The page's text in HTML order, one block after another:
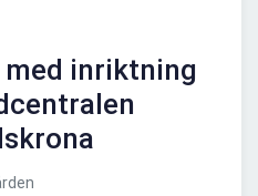
inriktning